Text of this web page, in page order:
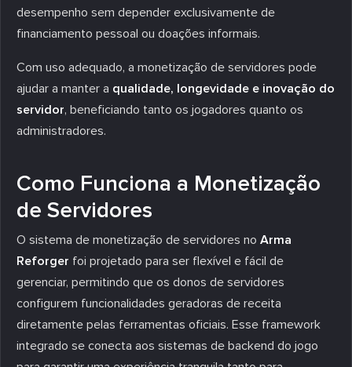
desempenho sem depender exclusivamente de
financiamento pessoal ou doações informais.
Com uso adequado, a monetização de servidores pode
ajudar a manter a qualidade, longevidade e inovação do
servidor, beneficiando tanto os jogadores quanto os
administradores.
Como Funciona a Monetização
de Servidores
O sistema de monetização de servidores no Arma
Reforger foi projetado para ser flexível e fácil de
gerenciar, permitindo que os donos de servidores
configurem funcionalidades geradoras de receita
diretamente pelas ferramentas oficiais. Esse framework
integrado se conecta aos sistemas de backend do jogo